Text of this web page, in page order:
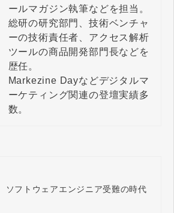
ールマガジン執筆などを担当。
総研の研究部門、技術ベンチャ
ーの技術責任者、アクセス解析
ツールの商品開発部門長などを
歴任。
Markezine Dayなどデジタルマ
ーケティング関連の登壇実績多
数。
ソフトウェアエンジニア受難の時代